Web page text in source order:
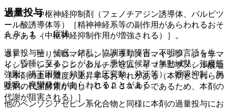
過量投与
１３．１． 症状
過量投与時、傾眠、錯乱、協調運動障害、不明瞭言語を生
じ、昏睡に至ることがあり、悪性症候群（無動緘黙、強度筋
強剛、嚥下困難、頻脈、血圧変動、発汗等）、呼吸抑制、無
呼吸、痙攣発作があらわれることがある。
他のベンゾジアゼピン系化合物と同様に本剤の過量投与にお
２）． 中枢神経抑制剤（フェノチアジン誘導体、バルビツ
ール酸誘導体等）［精神神経系等の副作用があらわれるおそ
れがある（中枢神経抑制作用が増強される）］。
３）． エリスロマイシン、クラリスロマイシン、ジョサマ
イシン、シメチジン、ジルチアゼム、イマチニブメシル酸塩
［本剤の血中濃度が上昇するおそれがある（本剤とこれらの
薬剤の代謝酵素が同じ（ＣＹＰ３Ａ４）であるため、本剤の
代謝が阻害される）］。